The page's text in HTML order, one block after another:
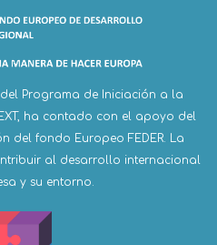
Programa de Iniciación a la
ha contado con el apoyo del
del fondo Europeo FEDER. La
al desarrollo internacional
y su entorno.